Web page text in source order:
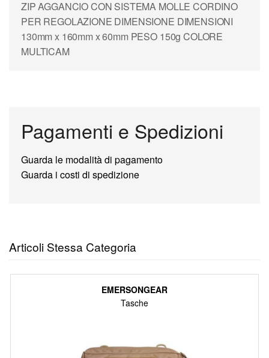
ZIP AGGANCIO CON SISTEMA MOLLE CORDINO
PER REGOLAZIONE DIMENSIONE DIMENSIONI
130mm x 160mm x 60mm PESO 150g COLORE
MULTICAM
Pagamenti e Spedizioni
Guarda le modalità di pagamento
Guarda i costi di spedizione
Articoli Stessa Categoria
EMERSONGEAR
Tasche